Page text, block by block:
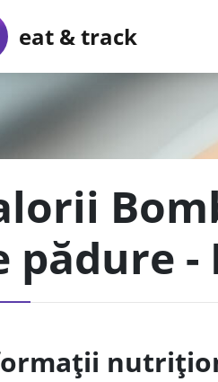
eat & track
pădure -